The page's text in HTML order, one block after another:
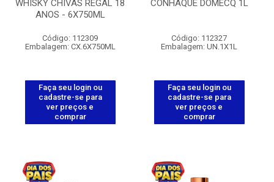
WHISKY CHIVAS REGAL 18
ANOS - 6X750ML
Código: 112309
Embalagem: CX.6X750ML
Faça seu login ou
cadastre-se para
ver preços e
comprar
CONHAQUE DOMECQ 1L
Código: 112327
Embalagem: UN.1X1L
Faça seu login ou
cadastre-se para
ver preços e
comprar